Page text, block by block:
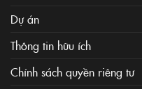
Dự án
Thông tin hữu ích
Chính sách quyền riêng tư